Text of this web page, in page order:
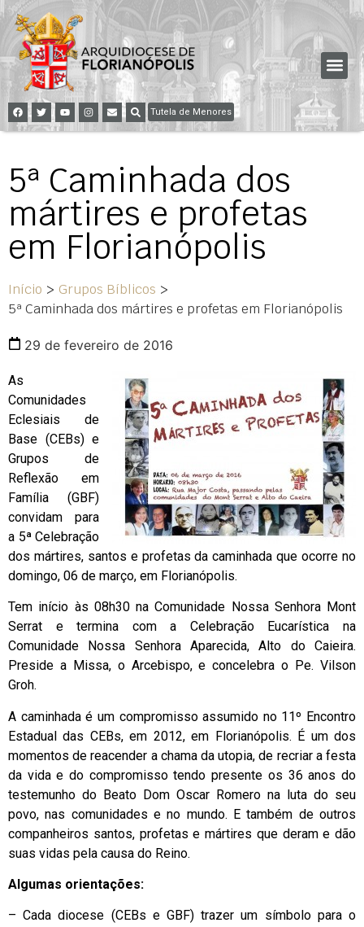
Tutela de Menores
5ª Caminhada dos
mártires e profetas
em Florianópolis
Início > Grupos Bíblicos >
5ª Caminhada dos mártires e profetas em Florianópolis
29 de fevereiro de 2016
As
Comunidades
Eclesiais de
Base (CEBs) e
Grupos de
Reflexão em
Família (GBF)
convidam para
a 5ª Celebração
dos mártires, santos e profetas da caminhada que ocorre no
domingo, 06 de março, em Florianópolis.
Tem início às 08h30 na Comunidade Nossa Senhora Mont
Serrat e termina com a Celebração Eucarística na
Comunidade Nossa Senhora Aparecida, Alto do Caieira.
Preside a Missa, o Arcebispo, e concelebra o Pe. Vilson
Groh.
A caminhada é um compromisso assumido no 11º Encontro
Estadual das CEBs, em 2012, em Florianópolis. É um dos
momentos de reacender a chama da utopia, de recriar a festa
da vida e do compromisso tendo presente os 36 anos do
testemunho do Beato Dom Oscar Romero na luta do seu
povo, nas comunidades e no mundo. E também de outros
companheiros santos, profetas e mártires que deram e dão
suas vidas pela causa do Reino.
Algumas orientações:
– Cada diocese (CEBs e GBF) trazer um símbolo para o